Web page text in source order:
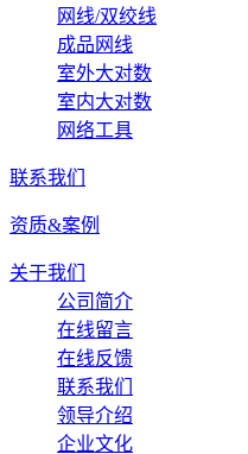
网线/双绞线
成品网线
室外大对数
室内大对数
网络工具
联系我们
资质&案例
关于我们
公司简介
在线留言
在线反馈
联系我们
领导介绍
企业文化